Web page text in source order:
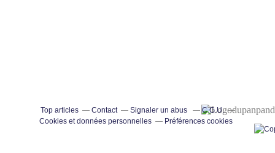
Top articles Contact Signaler un abus
C.G.U.
Cookies et données personnelles
Préférences cookies